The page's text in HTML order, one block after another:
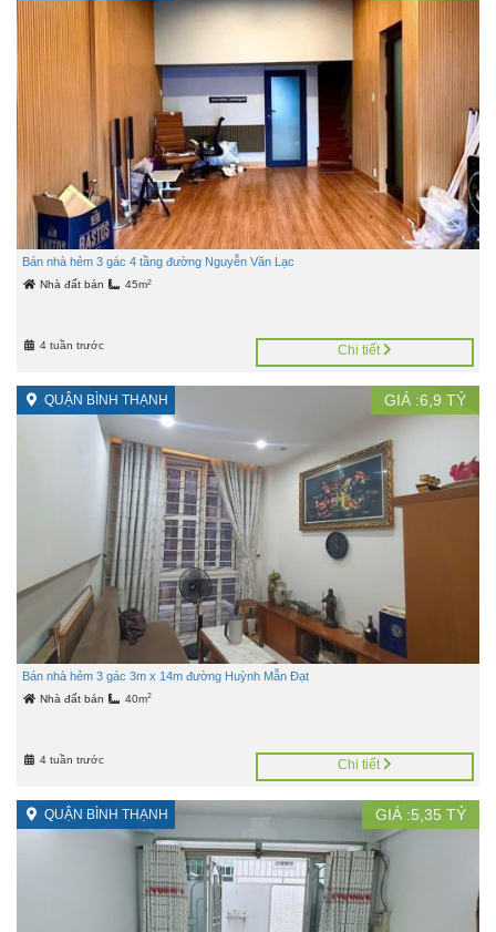
Bán nhà hẻm 3 gác 4 tầng đường Nguyễn Văn Lạc
Nhà đất bán 45m2
4 tuần trước Chi tiết
QUẬN BÌNH THẠNH GIÁ :6,9 TỶ
Bán nhà hẻm 3 gác 3m x 14m đường Huỳnh Mẫn Đạt
Nhà đất bán 40m2
4 tuần trước Chi tiết
QUẬN BÌNH THẠNH GIÁ :5,35 TỶ